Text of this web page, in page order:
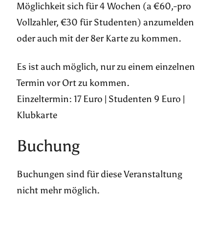
Möglichkeit sich für 4 Wochen (a €60,-pro
Vollzahler, €30 für Studenten) anzumelden
oder auch mit der 8er Karte zu kommen.
Es ist auch möglich, nur zu einem einzelnen
Termin vor Ort zu kommen.
Einzeltermin: 17 Euro | Studenten 9 Euro |
Klubkarte
Buchung
Buchungen sind für diese Veranstaltung
nicht mehr möglich.